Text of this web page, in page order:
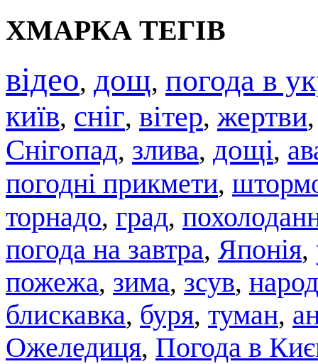
ХМАРКА ТЕГІВ
відео, дощ, погода в
київ, сніг, вітер, жертви
Снігопад, злива, дощі,
погодні прикмети,
торнадо, град,
погода на завтра, Японія,
пожежа, зима, зсув,
блискавка, буря, туман,
Ожеледиця, Погода в